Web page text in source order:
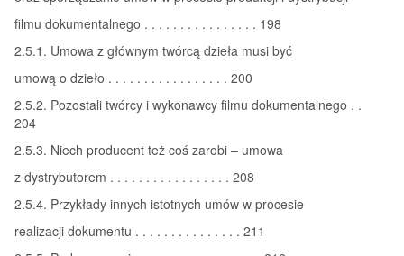
filmu dokumentalnego . . . . . . . . . . . . . . . . 198
2.5.1. Umowa z głównym twórcą dzieła musi być
umową o dzieło . . . . . . . . . . . . . . . . . 200
2.5.2. Pozostali twórcy i wykonawcy filmu dokumentalnego . .
204
2.5.3. Niech producent też coś zarobi – umowa
z dystrybutorem . . . . . . . . . . . . . . . . . 208
2.5.4. Przykłady innych istotnych umów w procesie
realizacji dokumentu . . . . . . . . . . . . . . . 211